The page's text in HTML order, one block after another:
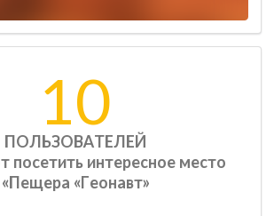
10
ПОЛЬЗОВАТЕЛЕЙ
посетить интересное место
«Пещера «Геонавт»